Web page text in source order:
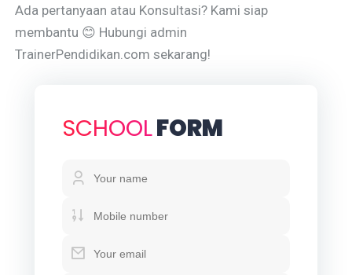
Ada pertanyaan atau Konsultasi? Kami siap
membantu 😊 Hubungi admin
TrainerPendidikan.com sekarang!
SCHOOLFORM